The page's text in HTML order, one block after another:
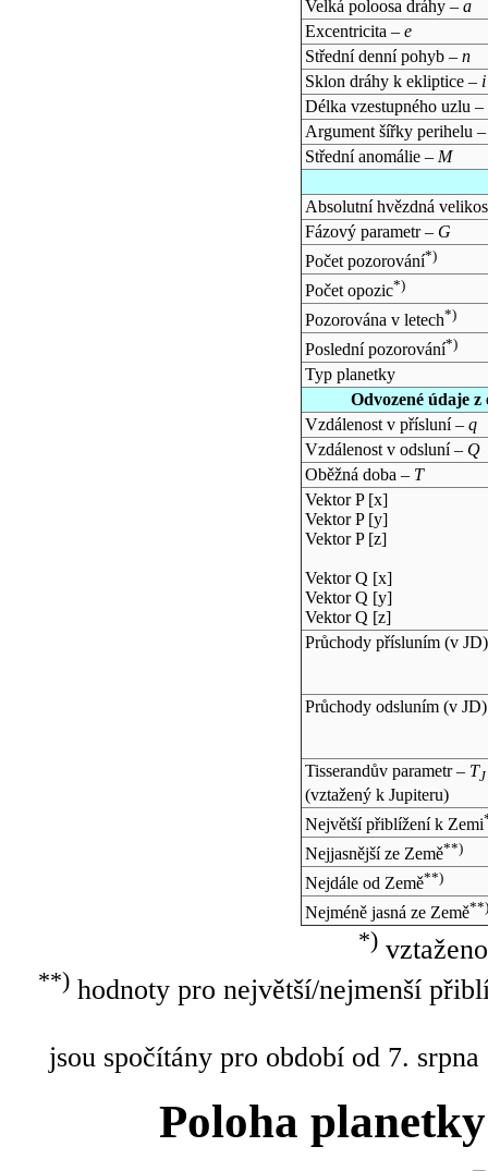
Velká poloosa dráhy – a
Excentricita – e
Střední denní pohyb – n
Sklon dráhy k ekliptice – i
Délka vzestupného uzlu –
Argument šířky perihelu
Střední anomálie – M
Absolutní hvězdná
Fázový parametr – G
Počet pozorování*)
Počet opozic*)
Pozorována v letech*)
Poslední pozorování*)
Typ planetky
Odvozené údaje
Vzdálenost v přísluní – q
Vzdálenost v odsluní – Q
Oběžná doba – T
Vektor P [x]
Vektor P [y]
Vektor P [z]
Vektor Q [x]
Vektor Q [y]
Vektor Q [z]
Průchody přísluním (v JD)
Průchody odsluním (v JD)
Tisserandův parametr – TJ
(vztažený k Jupiteru)
Největší přiblížení k Zemi
Nejjasnější ze Země**)
Nejdále od Země**)
Nejméně jasná ze Země**)
*)
**)hodnoty pro největší/nejmenší
jsou spočítány pro období od 7.
Poloha